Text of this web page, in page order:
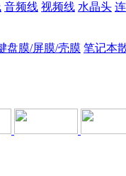
音频线 视频线 水晶头
盘膜/屏膜/壳膜 笔记本